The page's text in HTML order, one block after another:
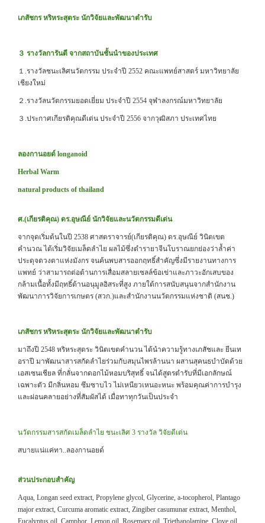
เภสัชกร หริหระสุตระ นักวิจัยและพัฒนาตำรับ
３ รางวัลการันตี จากสถาบันชั้นนำของประเทศ
１.รางวัลชนะเลิศนวัตกรรม ประจำปี 2552 คณะแพทย์สาสตร์ มหาวิทยาลัย
เชียงใหม่
２.รางวัลนวัตกรรมยอดเยี่ยม ประจำปี 2554 จุฬาลงกรณ์มหาวิทยาลัย
３.ประกาศเกียรติคุณดีเด่น ประจำปี 2556 จากวุฒิสภา ประเทศไทย
ลองกานอยด์ longanoid
Herbal Warm
natural products of thailand
ศ.(เกียรติคุณ) ดร.อุษณีย์ นักวิจัยและนวัตกรรมดีเด่น
จากจุดเริ่มต้นในปี 2538 ศาสตราจารย์(เกียรติคุณ) ดร.อุษณีย์ วินิตเขต
คำนวณ ได้เริ่มวิจัยเมล็ดลำไย ผลไม้ซึ่งตำรายาจีนโบราณยกย่องว่าล้ำค่า
ประดุจดวงตาแห่งมังกร จนค้นพบสารออกฤทธิ์สำคัญซึ่งมีรายงานทางการ
แพทย์ ว่าสามารถต่อต้านการเสื่อมสลายเซลล์ข้อเข่าและภาวะอักเสบของ
กล้ามเนื้อทั้งมีฤทธิ์ต้านอนุมูลอิสระที่สูง ภายใต้การสนับสนุนจากสำนักงาน
พัฒนาการวิจัยการเกษตร (สวก.)และสำนักงานนวัตกรรมแห่งชาติ (สนช.)
เภสัชกร หริหระสุตระ นักวิจัยและพัฒนาตำรับ
มาถึงปี 2548 หริหระสุตระ วินิตเขตคำนวน ได้นำความรู้ทางเภสัชและ ยีนเท
อราปี มาพัฒนาสารสกัดลำไยร่วมกับสมุนไพรล้านนา ผสานสุคนธบำบัดด้วย
เอสเซนเชียล ที่กลั่นจากดอกไม้หอมบริสุทธิ์ จนได้สูตรตำรับที่มีเอกลักษณ์
เฉพาะตัว มีกลิ่นหอม ซึมซาบไว ไม่เหนียวเหนอะหนะ พร้อมคุณค่าการบำรุง
และผ่อนคลายอย่างที่สัมผัสได้ เมื่อทาทุกวันเป็นประจำ
นวัตกรรมสารสกัดเมล็ดลำไย ชนะเลิศ 3 รางวัล วิจัยดีเด่น
สบายแน่แค่ทา..ลองกานอยด์
ส่วนประกอบสำคัญ
Aqua, Longan seed extract, Propylene glycol, Glycerine, a-tocopherol, Plantago
major extract, Curcuma aromatic extract, Zingiber casumunar extract, Menthol,
Eucalyptus oil, Camphor, Lemon oil, Rosemary oil, Triethanolamine, Clove oil